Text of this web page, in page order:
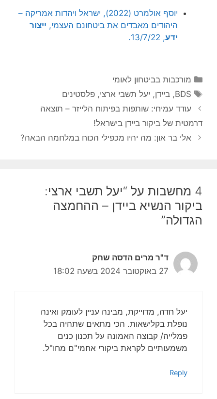
יוסף אולמרט (2022), ישראל ויהדות אמריקה –
היהודים מאבדים את ביטחונם העצמי, ייצור
ידע, 13/7/22.
קטגוריות
מורכבות בביטחון לאומי
תגיות
BDS
,ביידן, יעל תשבי ארצי,פלסטינים
עודד עמיחי: שותפות בפיתוח הלייזר – תוצאה
דרמטית של ביקור ביידן בישראל!
אלי בר און: מה יהיו מכפילי הכוח במלחמה הבאה?
4 מחשבות על “יעל תשבי ארצי:
ביקור הנשיא ביידן – ההחמצה
הגדולה”
ד"ר מרים הדסה שחק
27 באוקטובר 2024 בשעה 18:02
יעל חדה, מדוייקת, מבינה עניין לעומק ואינה
נופלת בקלישאות. הכי מתאים שתהיה בכל
פמלייה/ קבוצה האמונה על תכנון כנים
משמעותיים לקראת ביקורי אחמי"ם מחו"ל.
Reply